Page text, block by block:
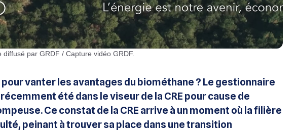
diffusé par GRDF / Capture vidéo GRDF.
pour vanter les avantages du biométhane ? Le gestionnaire
été dans le viseur de la CRE pour cause de
Ce constat de la CRE arrive à un moment où la filière
peinant à trouver sa place dans une transition